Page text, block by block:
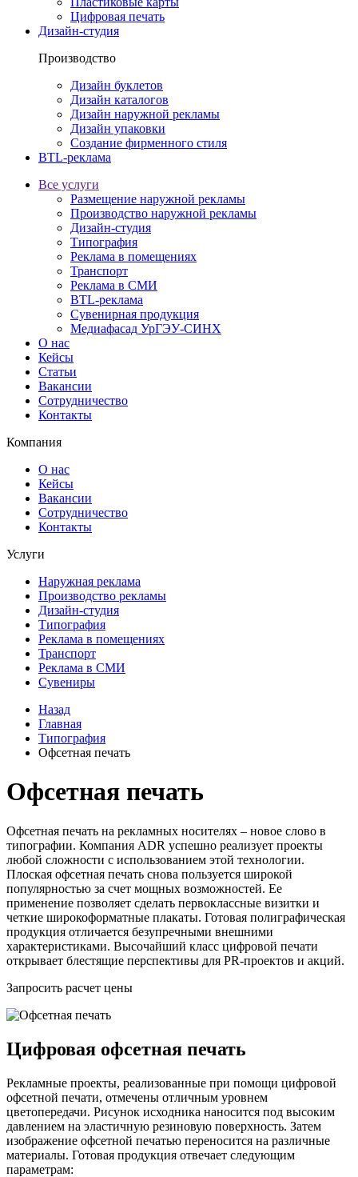
Цифровая печать
Дизайн-студия
Производство
Дизайн буклетов
Дизайн каталогов
Дизайн наружной рекламы
Дизайн упаковки
Создание фирменного стиля
BTL-реклама
Все услуги
Размещение наружной рекламы
Производство наружной рекламы
Дизайн-студия
Типография
Реклама в помещениях
Транспорт
Реклама в СМИ
BTL-реклама
Сувенирная продукция
Медиафасад УрГЭУ-СИНХ
О нас
Кейсы
Статьи
Вакансии
Сотрудничество
Контакты
Компания
О нас
Кейсы
Вакансии
Сотрудничество
Контакты
Услуги
Наружная реклама
Производство рекламы
Дизайн-студия
Типография
Реклама в помещениях
Транспорт
Реклама в СМИ
Сувениры
Назад
Главная
Типография
Офсетная печать
Офсетная печать
Офсетная печать на рекламных носителях – новое слово в
типографии. Компания ADR успешно реализует проекты
любой сложности с использованием этой технологии.
Плоская офсетная печать снова пользуется широкой
популярностью за счет мощных возможностей. Ее
применение позволяет сделать первоклассные визитки и
четкие широкоформатные плакаты. Готовая полиграфическая
продукция отличается безупречными внешними
характеристиками. Высочайший класс цифровой печати
открывает блестящие перспективы для PR-проектов и акций.
Запросить расчет цены
Цифровая офсетная печать
Рекламные проекты, реализованные при помощи цифровой
офсетной печати, отмечены отличным уровнем
цветопередачи. Рисунок исходника наносится под высоким
давлением на эластичную резиновую поверхность. Затем
изображение офсетной печатью переносится на различные
материалы. Готовая продукция отвечает следующим
параметрам: